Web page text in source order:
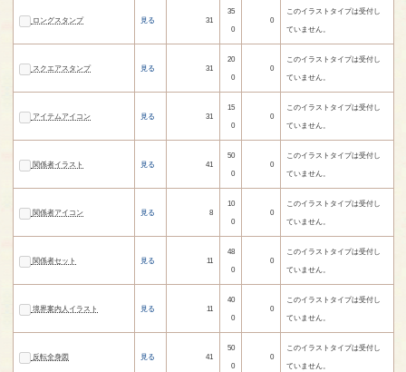
ロングスタンプ 見る 31
35
0
0
このイラストタイプは受付し
ていません。
スクエアスタンプ 見る 31
20
0
0
このイラストタイプは受付し
ていません。
アイテムアイコン 見る 31
15
0
0
このイラストタイプは受付し
ていません。
関係者イラスト 見る 41
50
0
0
このイラストタイプは受付し
ていません。
関係者アイコン 見る 8
10
0
0
このイラストタイプは受付し
ていません。
関係者セット 見る 11
48
0
0
このイラストタイプは受付し
ていません。
境界案内人イラスト 見る 11
40
0
0
このイラストタイプは受付し
ていません。
反転全身図 見る 41
50
0
0
このイラストタイプは受付し
ていません。